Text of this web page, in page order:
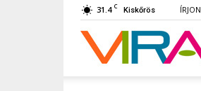
31.4 C Kiskőrös
VIRA